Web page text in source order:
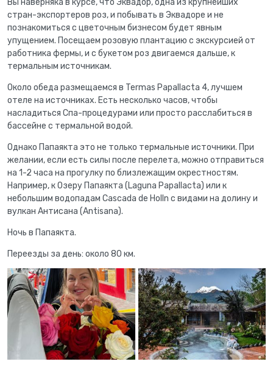
стран-экспортеров роз, и побывать в Эквадоре и не
познакомиться с цветочным бизнесом будет явным
упущением. Посещаем розовую плантацию с экскурсией от
работника фермы, и с букетом роз двигаемся дальше, к
термальным источникам.
Около обеда размещаемся в Termas Papallacta 4, лучшем
отеле на источниках. Есть несколько часов, чтобы
насладиться Спа-процедурами или просто расслабиться в
бассейне с термальной водой.
Однако Папаякта это не только термальные источники. При
желании, если есть силы после перелета, можно отправиться
на 1-2 часа на прогулку по близлежащим окрестностям.
Например, к Озеру Папаякта (Laguna Papallacta) или к
небольшим водопадам Cascada de Holln с видами на долину и
вулкан Антисана (Antisana).
Ночь в Папаякта.
Переезды за день: около 80 км.